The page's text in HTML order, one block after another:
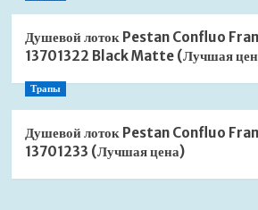
Душевой лоток Pestan Confluo
13701322 Black Matte (Лучшая
Трапы
Душевой лоток Pestan Confluo
13701233 (Лучшая цена)